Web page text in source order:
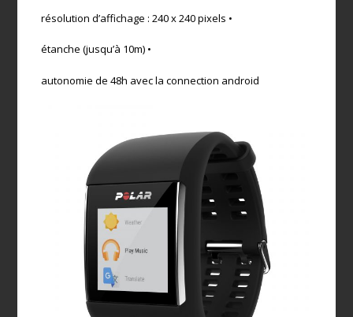
résolution d’affichage : 240 x 240 pixels •
étanche (jusqu’à 10m) •
autonomie de 48h avec la connection android